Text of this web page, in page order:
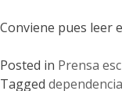
Conviene pues leer
Posted in Prensa
Tagged